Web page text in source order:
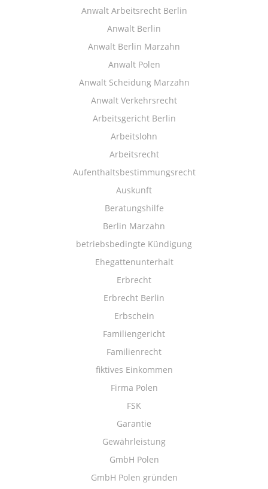
Anwalt Arbeitsrecht Berlin
Anwalt Berlin
Anwalt Berlin Marzahn
Anwalt Polen
Anwalt Scheidung Marzahn
Anwalt Verkehrsrecht
Arbeitsgericht Berlin
Arbeitslohn
Arbeitsrecht
Aufenthaltsbestimmungsrecht
Auskunft
Beratungshilfe
Berlin Marzahn
betriebsbedingte Kündigung
Ehegattenunterhalt
Erbrecht
Erbrecht Berlin
Erbschein
Familiengericht
Familienrecht
fiktives Einkommen
Firma Polen
FSK
Garantie
Gewährleistung
GmbH Polen
GmbH Polen gründen